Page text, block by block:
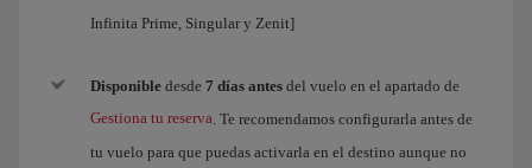
Infinita Prime, Singular y Zenit]
Disponible desde 7 días antes del vuelo en el apartado de
Gestiona tu reserva . Te recomendamos configurarla antes de
tu vuelo para que puedas activarla en el destino aunque no